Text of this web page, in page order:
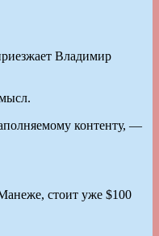
Владимир
контенту, —
стоит уже $100